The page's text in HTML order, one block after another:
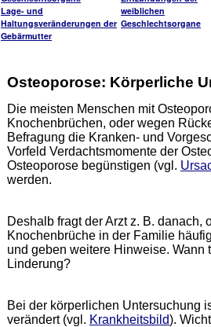
Lage- und
Haltungsveränderungen der
Gebärmutter
weiblichen
Geschlechtsorgane
Osteoporose: Körperliche
Die meisten Menschen mit
Knochenbrüchen, oder wegen
Befragung die Kranken- und
Vorfeld Verdachtsmomente der
Osteoporose begünstigen (vgl.
werden.
Deshalb fragt der Arzt z. B.
Knochenbrüche in der Familie
und geben weitere Hinweise. Wann
Linderung?
Bei der körperlichen Untersuchung
verändert (vgl. Krankheitsbild).